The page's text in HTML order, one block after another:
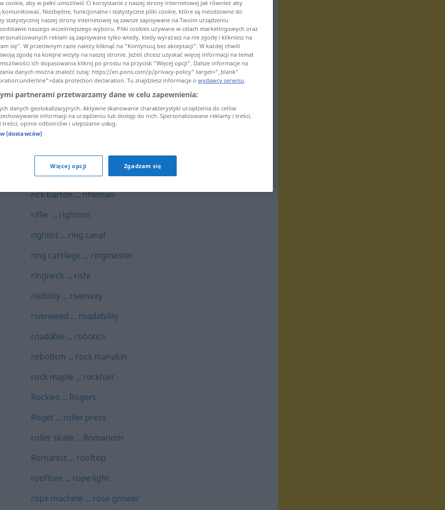
retaste ... retransmission
retread ... Reuben
reunification ... reverse-flow filter
reverse gear ... revolter
revolting ... rhapontic root
rhaponticin ... rhino-
rhinobyon ... rhodora
rhodospermous ... ribbon building
ribbon cassette ... rick
rick barton ... rifleman
rifler ... rightism
rightist ... ring canal
ring cartilage ... ringmaster
ringneck ... rishi
risibility ... riverway
riverweed ... roadability
roadable ... robotics
robotism ... rock manakin
rock maple ... rockhair
Rockies ... Rogers
Roget ... roller press
roller skate ... Romanism
Romanist ... rooftop
rooftree ... rope light
rope machine ... rose grower
cookie, aby w pełni umożliwić Ci korzystanie z naszej strony internetowej jak również aby
komunikować. Niezbędne, funkcjonalne i statystyczne pliki cookie, które są nieodzowne do
statystycznej naszej strony internetowej są zawsze zapisywane na Twoim urządzeniu
naszego wcześniejszego wyboru. Pliki cookies używane w celach marketingowych oraz
reklam są zapisywane tylko wtedy, kiedy wyrażasz na nie zgodę i klikniesz na
się". W przeciwnym razie należy kliknąć na "Kontynuuj bez akceptacji". W każdej chwili
zgodę na kolejne wizyty na naszej stronie. Jeżeli chcesz uzyskać więcej informacji na temat
ich dopasowania kliknij po prostu na przycisk "Więcej opcji". Dalsze informacje na
danych można znaleźć tutaj: https://en.pons.com/p/privacy-policy" target="_blank"
protection declaration. Tu znajdziesz informacje o wydawcy serwisu.
partnerami przetwarzamy dane w celu zapewnienia:
danych geolokalizacyjnych. Aktywne skanowanie charakterystyki urządzenia do celów
informacji na urządzeniu lub dostęp do nich. Spersonalizowane reklamy i treści,
opinie odbiorców i ulepszanie usług.
(dostawców)
Więcej opcji Zgadzam się